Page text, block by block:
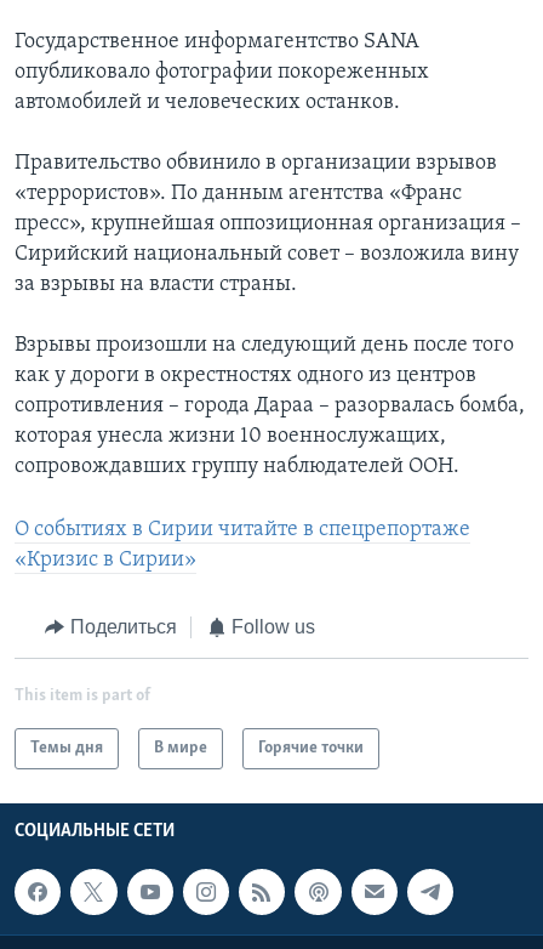
Государственное информагентство SANA
опубликовало фотографии покореженных
автомобилей и человеческих останков.
Правительство обвинило в организации взрывов
«террористов». По данным агентства «Франс
пресс», крупнейшая оппозиционная организация –
Сирийский национальный совет – возложила вину
за взрывы на власти страны.
Взрывы произошли на следующий день после того
как у дороги в окрестностях одного из центров
сопротивления – города Дараа – разорвалась бомба,
которая унесла жизни 10 военнослужащих,
сопровождавших группу наблюдателей ООН.
О событиях в Сирии читайте в спецрепортаже
«Кризис в Сирии»
Поделиться Follow us
This item is part of
Темы дня В мире Горячие точки
СОЦИАЛЬНЫЕ СЕТИ